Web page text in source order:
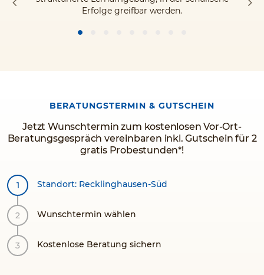
Erfolge greifbar werden.
BERATUNGSTERMIN & GUTSCHEIN
Jetzt Wunschtermin zum kostenlosen Vor-Ort-
Beratungsgespräch vereinbaren inkl. Gutschein für 2
gratis Probestunden*!
Standort: Recklinghausen-Süd
Wunschtermin wählen
Kostenlose Beratung sichern